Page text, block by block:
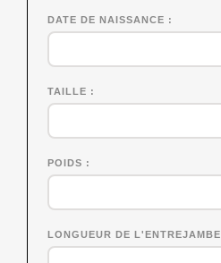
DATE DE NAISSANCE
TAILLE
POIDS
LONGUEUR DE L'ENTREJAMBE